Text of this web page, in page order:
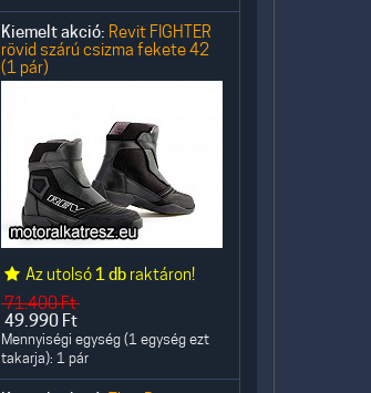
Kiemelt akció: Revit FIGHTER
rövid szárú csizma fekete 42
(1 pár)
Az utolsó 1 db raktáron!
71.400Ft
49.990 Ft
Mennyiségi egység (1 egység ezt
takarja): 1 pár